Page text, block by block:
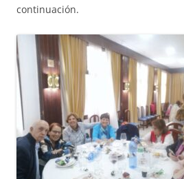
continuación.